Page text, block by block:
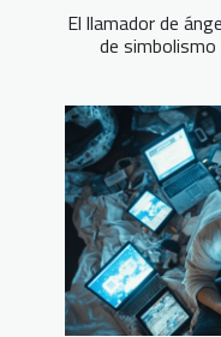
El llamador de
de